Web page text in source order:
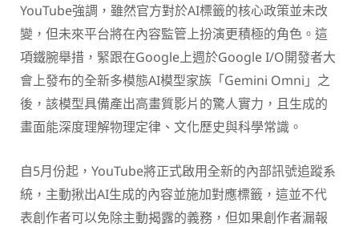
YouTube強調，雖然官方對於AI標籤的核心政策並未改
變，但未來平台將在內容監管上扮演更積極的角色。這
項鐵腕舉措，緊跟在Google上週於Google I/O開發者大
會上發布的全新多模態AI模型家族「Gemini Omni」之
後，該模型具備產出高畫質影片的驚人實力，且生成的
畫面能深度理解物理定律、文化歷史與科學常識。
自5月份起，YouTube將正式啟用全新的內部訊號追蹤系
統，主動揪出AI生成的內容並施加對應標籤，這並不代
表創作者可以免除主動揭露的義務，但如果創作者漏報